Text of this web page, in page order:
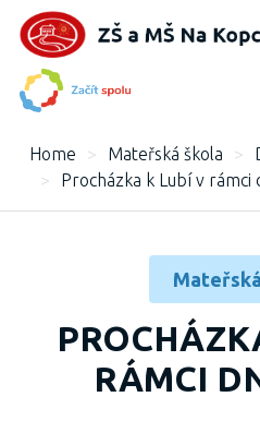
Home > Mateřská škola >
>
Procházka k Lubí v rámci
RÁMCI